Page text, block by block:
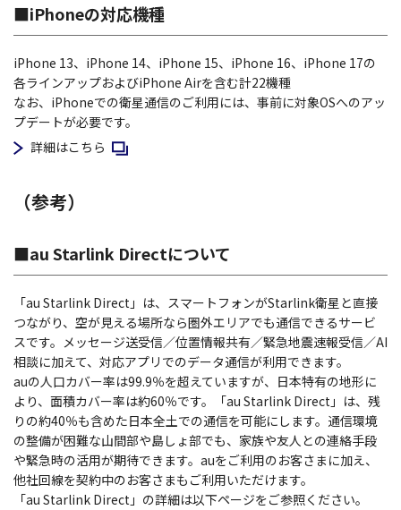
■iPhoneの対応機種
iPhone 13、iPhone 14、iPhone 15、iPhone 16、iPhone 17の
各ラインアップおよびiPhone Airを含む計22機種
なお、iPhoneでの衛星通信のご利用には、事前に対象OSへのアッ
プデートが必要です。
詳細はこちら 新規ウィンドウで開く
（参考）
■au Starlink Directについて
「au Starlink Direct」は、スマートフォンがStarlink衛星と直接
つながり、空が見える場所なら圏外エリアでも通信できるサービ
スです。メッセージ送受信／位置情報共有／緊急地震速報受信／AI
相談に加えて、対応アプリでのデータ通信が利用できます。
auの人口カバー率は99.9％を超えていますが、日本特有の地形に
より、面積カバー率は約60％です。「au Starlink Direct」は、残
りの約40％も含めた日本全土での通信を可能にします。通信環境
の整備が困難な山間部や島しょ部でも、家族や友人との連絡手段
や緊急時の活用が期待できます。auをご利用のお客さまに加え、
他社回線を契約中のお客さまもご利用いただけます。
「au Starlink Direct」の詳細は以下ページをご参照ください。